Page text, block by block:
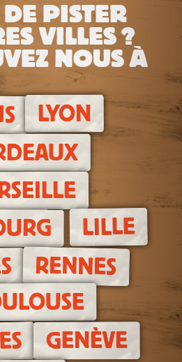
PISTER
VILLES ?
NOUS À
LYON
LILLE
RENNES
GENÈVE